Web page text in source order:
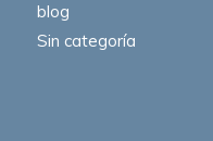
blog
Sin categoría